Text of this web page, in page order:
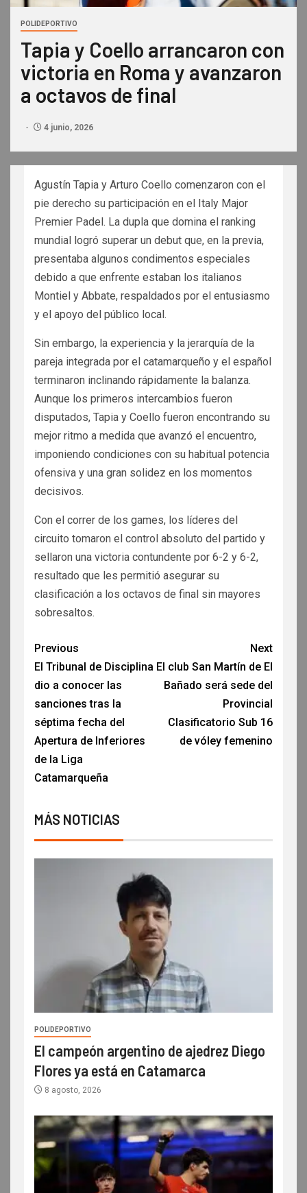
POLIDEPORTIVO
Tapia y Coello arrancaron con
victoria en Roma y avanzaron
a octavos de final
4 junio, 2026
Agustín Tapia y Arturo Coello comenzaron con el
pie derecho su participación en el Italy Major
Premier Padel. La dupla que domina el ranking
mundial logró superar un debut que, en la previa,
presentaba algunos condimentos especiales
debido a que enfrente estaban los italianos
Montiel y Abbate, respaldados por el entusiasmo
y el apoyo del público local.
Sin embargo, la experiencia y la jerarquía de la
pareja integrada por el catamarqueño y el español
terminaron inclinando rápidamente la balanza.
Aunque los primeros intercambios fueron
disputados, Tapia y Coello fueron encontrando su
mejor ritmo a medida que avanzó el encuentro,
imponiendo condiciones con su habitual potencia
ofensiva y una gran solidez en los momentos
decisivos.
Con el correr de los games, los líderes del
circuito tomaron el control absoluto del partido y
sellaron una victoria contundente por 6-2 y 6-2,
resultado que les permitió asegurar su
clasificación a los octavos de final sin mayores
sobresaltos.
Previous
El Tribunal de Disciplina
dio a conocer las
sanciones tras la
séptima fecha del
Apertura de Inferiores
de la Liga
Catamarqueña
Next
El club San Martín de El
Bañado será sede del
Provincial
Clasificatorio Sub 16
de vóley femenino
MÁS NOTICIAS
POLIDEPORTIVO
El campeón argentino de ajedrez Diego
Flores ya está en Catamarca
8 agosto, 2026